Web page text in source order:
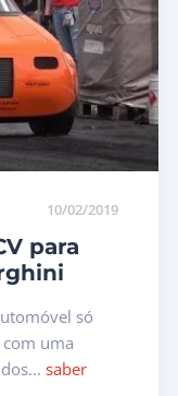
10/02/2019
para
só
uma
saber